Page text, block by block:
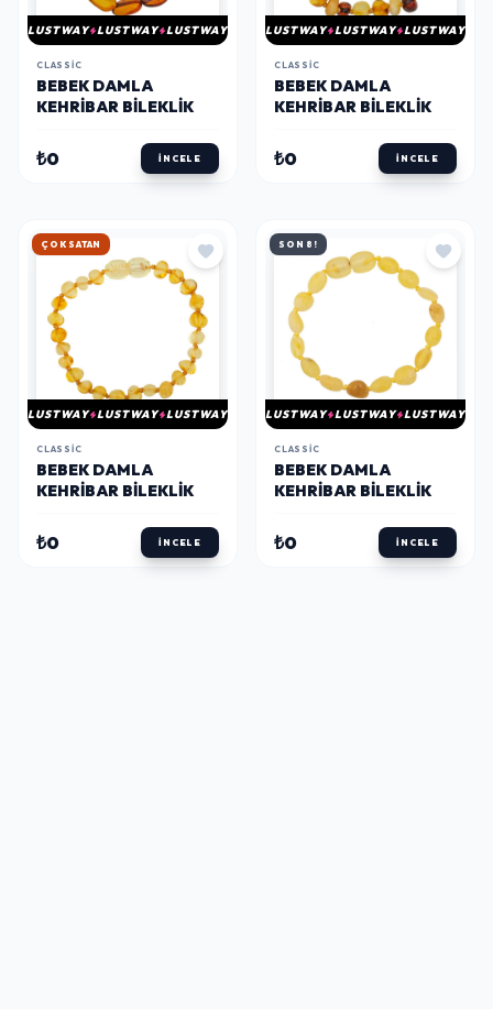
LUSTWAY LUSTWAY LUSTWAY
CLASSIC
BEBEK DAMLA
KEHRIBAR BILEKLIK
₺0 İNCELE
LUSTWAY LUSTWAY LUSTWAY
CLASSIC
BEBEK DAMLA
KEHRIBAR BILEKLIK
₺0 İNCELE
ÇOK SATAN
LUSTWAY LUSTWAY LUSTWAY
CLASSIC
BEBEK DAMLA
KEHRIBAR BILEKLIK
₺0 İNCELE
SON 8!
LUSTWAY LUSTWAY LUSTWAY
CLASSIC
BEBEK DAMLA
KEHRIBAR BILEKLIK
₺0 İNCELE